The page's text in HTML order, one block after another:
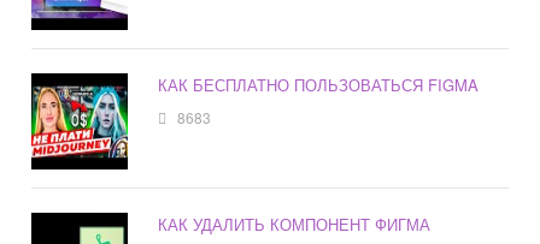
КАК БЕСПЛАТНО ПОЛЬЗОВАТЬСЯ FIGMA
8683
КАК УДАЛИТЬ КОМПОНЕНТ ФИГМА